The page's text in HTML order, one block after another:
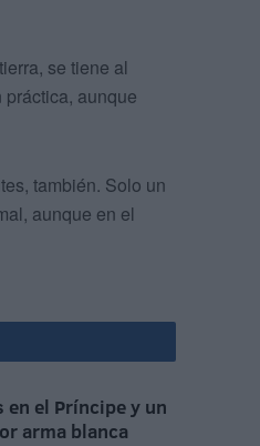
se tiene al
aunque
también. Solo un
aunque en el
en el Príncipe y un
arma blanca